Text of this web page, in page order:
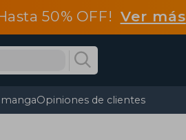
50% OFF! Ver más
Opiniones de clientes